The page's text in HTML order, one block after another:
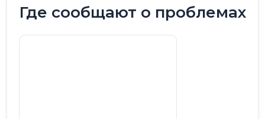
Где сообщают о проблемах